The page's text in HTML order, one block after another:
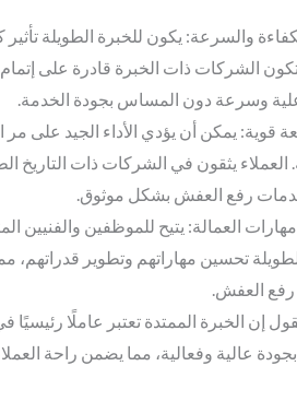
والسرعة: يكون للخبرة الطويلة
تكون الشركات ذات الخبرة قادرة على
وسرعة دون المساس بجودة الخدمة.
قوية: يمكن أن يؤدي الأداء الجيد على
العملاء يثقون في الشركات ذات التاريخ
رفع العفش بشكل موثوق.
العمالة: يتيح للموظفين والفنيين
تحسين مهاراتهم وتطوير قدراتهم،
العفش.
إن الخبرة الممتدة تعتبر عاملًا
عالية وفعالية، مما يضمن راحة